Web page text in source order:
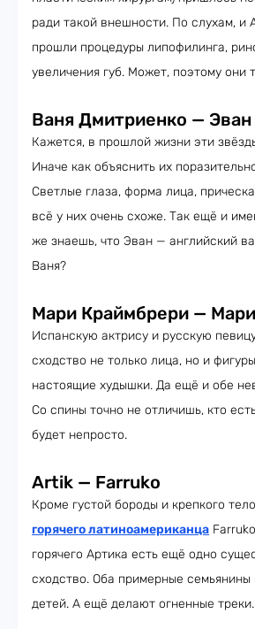
ради такой внешности. По слухам, и
прошли процедуры липофилинга,
увеличения губ. Может, поэтому они
Ваня Дмитриенко —
Кажется, в прошлой жизни эти
Иначе как объяснить их
Светлые глаза, форма лица,
всё у них очень схоже. Так ещё и
же знаешь, что Эван — английский
Ваня?
Мари Краймбрери —
Испанскую актрису и русскую
сходство не только лица, но и
настоящие худышки. Да ещё и обе
Со спины точно не отличишь, кто
будет непросто.
Artik — Farruko
Кроме густой бороды и крепкого
горячего латиноамериканца
горячего Артика есть ещё одно
сходство. Оба примерные
детей. А ещё делают огненные треки.